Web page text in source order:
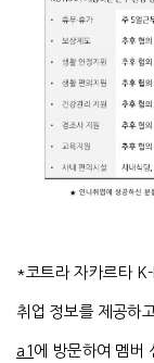
*코트라 자카르타
취업 정보를 제공하
a1 에 방문하여 멤버